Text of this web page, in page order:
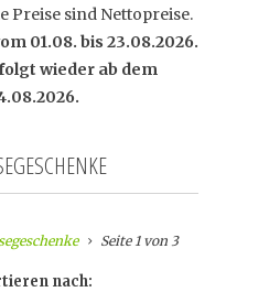
Preise sind Nettopreise.
01.08. bis 23.08.2026.
wieder ab dem
Seite 1 von 3
nach: